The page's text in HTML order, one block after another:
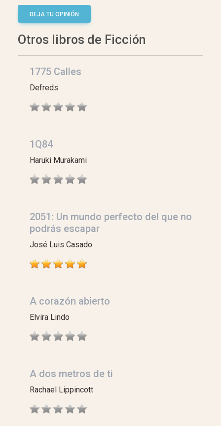
DEJA TU OPINIÓN
Otros libros de Ficción
1775 Calles
Defreds
1Q84
Haruki Murakami
2051: Un mundo perfecto del que no
podrás escapar
José Luis Casado
A corazón abierto
Elvira Lindo
A dos metros de ti
Rachael Lippincott